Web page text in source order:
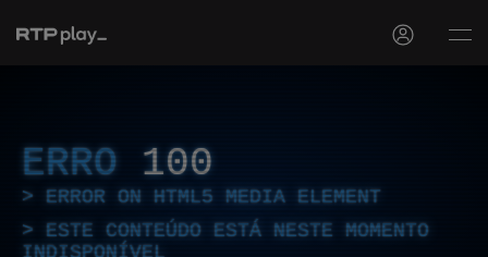
ERRO 100
ERROR ON HTML5 MEDIA ELEMENT
ESTE CONTEÚDO ESTÁ NESTE MOMENTO
INDISPONÍVEL